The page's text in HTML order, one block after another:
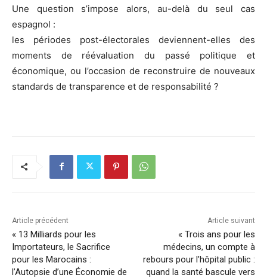
Une question s’impose alors, au-delà du seul cas
espagnol :
les périodes post-électorales deviennent-elles des
moments de réévaluation du passé politique et
économique, ou l’occasion de reconstruire de nouveaux
standards de transparence et de responsabilité ?
Article précédent
« 13 Milliards pour les
Importateurs, le Sacrifice
pour les Marocains :
l’Autopsie d’une Économie de
Article suivant
« Trois ans pour les
médecins, un compte à
rebours pour l’hôpital public :
quand la santé bascule vers